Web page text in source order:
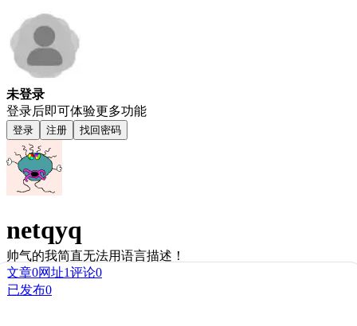
未登录
登录后即可体验更多功能
登录 注册 找回密码
netqyq
帅气的我简直无法用语言描述！
文章0网址1评论0
已发布0